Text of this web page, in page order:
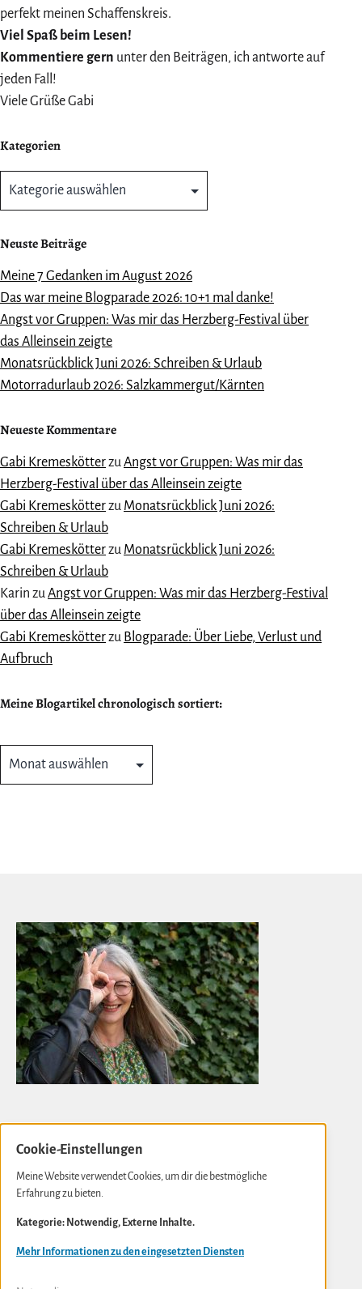
perfekt meinen Schaffenskreis.
Viel Spaß beim Lesen!
Kommentiere gern unter den Beiträgen, ich antworte auf
jeden Fall!
Viele Grüße Gabi
Kategorien
Kategorien
Neuste Beiträge
Meine 7 Gedanken im August 2026
Das war meine Blogparade 2026: 10+1 mal danke!
Angst vor Gruppen: Was mir das Herzberg-Festival über
das Alleinsein zeigte
Monatsrückblick Juni 2026: Schreiben & Urlaub
Motorradurlaub 2026: Salzkammergut/Kärnten
Neueste Kommentare
Gabi KremeskötterzuAngst vor Gruppen: Was mir das
Herzberg-Festival über das Alleinsein zeigte
Gabi Kremeskötterzu Monatsrückblick Juni 2026:
Schreiben & Urlaub
Gabi Kremeskötterzu Monatsrückblick Juni 2026:
Schreiben & Urlaub
Karin zuAngst vor Gruppen: Was mir das Herzberg-Festival
über das Alleinsein zeigte
Gabi Kremeskötterzu Blogparade: Über Liebe, Verlust und
Aufbruch
Meine Blogartikel chronologisch sortiert:
Blogartikel
chronologisch
Gabi Kremeskötter
Neue Rathausstraße 10
D- 56841 Traben-Trarbach
Cookie-Einstellungen
Meine Website verwendet Cookies, um dir die bestmögliche
Erfahrung zu bieten.
Kategorie: Notwendig, Externe Inhalte.
Mehr Informationen zu den eingesetzten Diensten